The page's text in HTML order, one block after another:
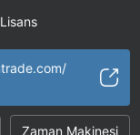
risk
Zaman Makinesi